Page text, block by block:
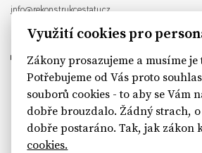
info@rekonstrukcestatu.cz
Návrh a vývoj: Sinfin , ilustrace:
sinfin.digital
Využití cookies pro
Zákony prosazujeme a musíme
Potřebujeme od Vás proto
souborů cookies - to aby se Vám
dobře brouzdalo. Žádný strach,
dobře postaráno. Tak, jak zákon
cookies.